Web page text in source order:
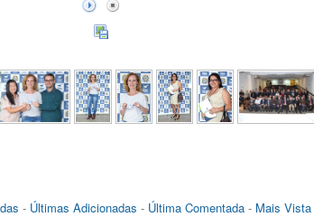
- Últimas Adicionadas - Última Comentada- Mais Vista